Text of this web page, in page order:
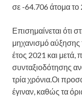
σε -64.706 άτομα το
Επισημαίνεται ότι
μηχανισμό αύξησης
έτος 2021 και μετά,
συνταξιοδότησης
τρία χρόνια.Οι
έγιναν, καθώς τα